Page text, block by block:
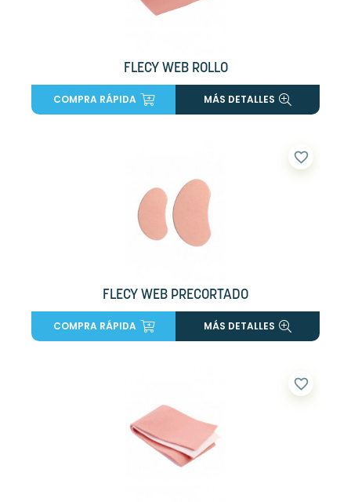
FLECY WEB ROLLO
COMPRA RÁPIDA MÁS DETALLES
favorite_border
FLECY WEB PRECORTADO
COMPRA RÁPIDA MÁS DETALLES
favorite_border